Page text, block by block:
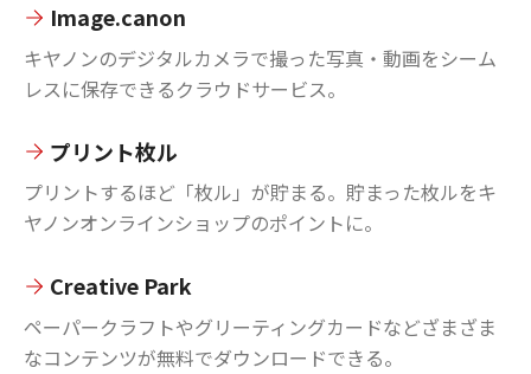
Image.canon
キヤノンのデジタルカメラで撮った写真・動画をシーム
レスに保存できるクラウドサービス。
プリント枚ル
プリントするほど「枚ル」が貯まる。貯まった枚ルをキ
ヤノンオンラインショップのポイントに。
Creative Park
ペーパークラフトやグリーティングカードなどざまざま
なコンテンツが無料でダウンロードできる。